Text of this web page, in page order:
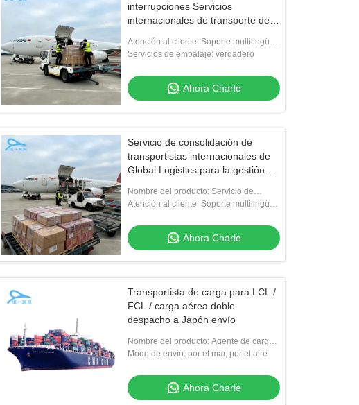
interrupciones Servicios
internacionales de transporte de
Atención al cliente: Soporte multilingüe
24 horas al día, 7 días a la semana
Servicios de embalaje: verdadero
Ahora Charle
Servicio de consolidación de
transportistas internacionales de
Global Logistics para la gestión de
Nombre del producto: Servicio de
consolidación de transitarios
Atención al cliente: Soporte multilingüe
Ahora Charle
Transportista de carga para LCL /
FCL / carga aérea doble
despacho a Japón envío
Nombre del producto: Agente de carga
logística
Modo de envío: por el mar, por el aire
Ahora Charle